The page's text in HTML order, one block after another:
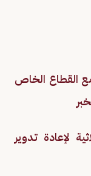
شراكة مع القطاع الخاص
لإعادة تدوير